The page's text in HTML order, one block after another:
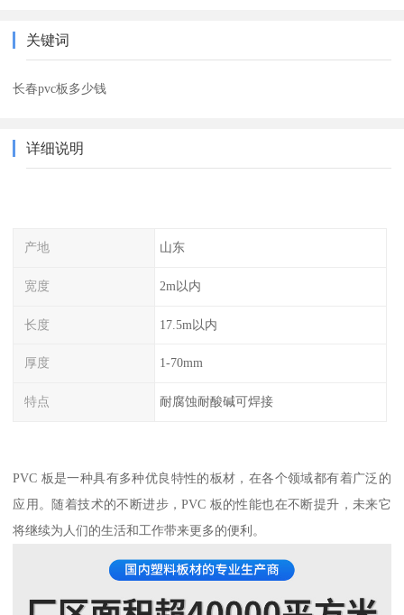
关键词
长春pvc板多少钱
详细说明
产地 山东
宽度 2m以内
长度 17.5m以内
厚度 1-70mm
特点 耐腐蚀耐酸碱可焊接
PVC 板是一种具有多种优良特性的板材，在各个领域都有着广泛的
应用。随着技术的不断进步，PVC 板的性能也在不断提升，未来它
将继续为人们的生活和工作带来更多的便利。